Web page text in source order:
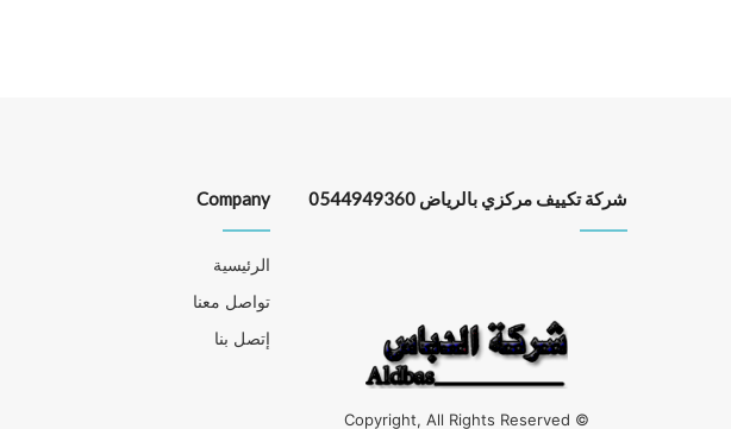
شركة تكييف مركزي بالرياض 0544949360
© Copyright, All Rights Reserved
Company
الرئيسية
تواصل معنا
إتصل بنا